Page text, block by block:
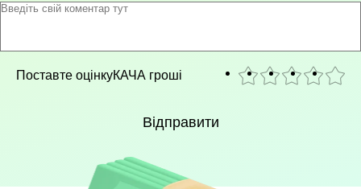
Поставте оцінкуКАЧА гроші
Відправити